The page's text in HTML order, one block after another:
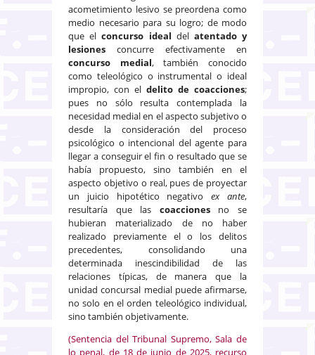
acometimiento lesivo se preordena como
medio necesario para su logro; de modo
que elconcurso ideal del atentado y
lesiones concurre efectivamente en
concurso medial, también conocido
como teleológico o instrumental o ideal
impropio, con el delito de coacciones;
pues no sólo resulta contemplada la
necesidad medial en el aspecto subjetivo o
desde la consideración del proceso
psicológico o intencional del agente para
llegar a conseguir el fin o resultado que se
había propuesto, sino también en el
aspecto objetivo o real, pues de proyectar
un juicio hipotético negativoex ante,
resultaría que las coaccionesno se
hubieran materializado de no haber
realizado previamente el o los delitos
precedentes, consolidando una
determinada inescindibilidad de las
relaciones típicas, de manera que la
unidad concursal medial puede afirmarse,
no solo en el orden teleológico individual,
sino también objetivamente.
(Sentencia del Tribunal Supremo, Sala de
lo penal, de 18 de junio de 2025, recurso